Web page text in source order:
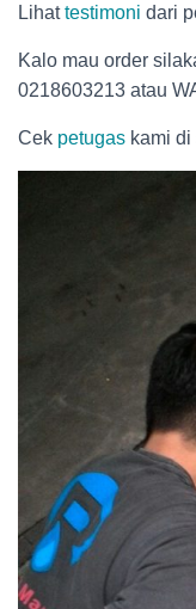
Lihattestimoni dari
Kalo mau order
0218603213 atau
Cek petugas kami di